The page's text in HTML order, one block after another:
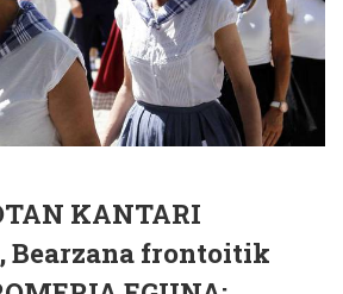
KANTARI
Bearzana frontoitik